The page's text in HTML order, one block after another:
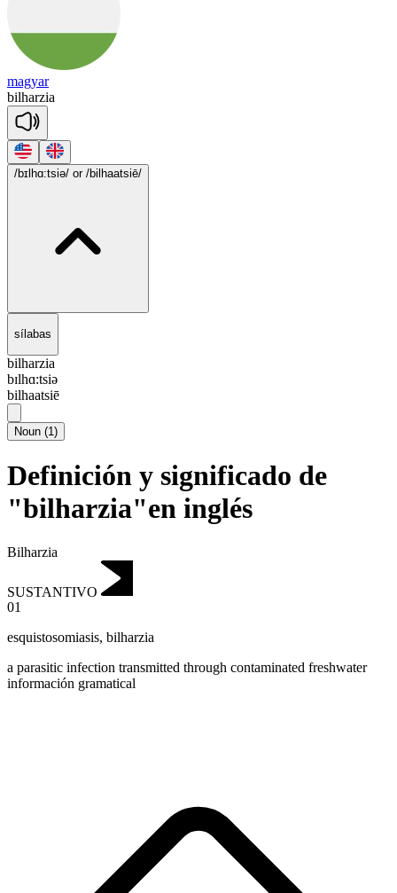
magyar
bilharzia
/bɪlhɑ:tsiə/ or /bilhaatsiē/
sílabas
bilharzia
bɪlhɑ:tsiə
bilhaatsiē
Noun (1)
Definición y significado de
"bilharzia"en inglés
Bilharzia
SUSTANTIVO
01
esquistosomiasis, bilharzia
a parasitic infection transmitted through contaminated freshwater
información gramatical